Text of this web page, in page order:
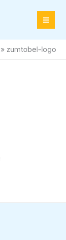
zumtobel-logo